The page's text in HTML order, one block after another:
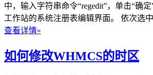
中，输入字符串命令“regedit”，单击“确
工作站的系统注册表编辑界面。 依次选
查看详情»
如何修改WHMCS的时区